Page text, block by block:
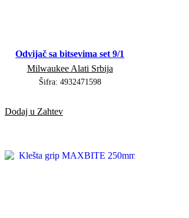
Odvijač sa bitsevima set 9/1
Milwaukee Alati Srbija
Šifra: 4932471598
Dodaj u Zahtev